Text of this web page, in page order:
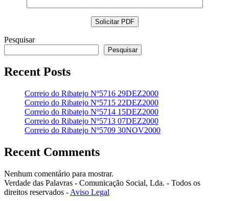
Pesquisar
Pesquisar
Recent Posts
Correio do Ribatejo Nº5716 29DEZ2000
Correio do Ribatejo Nº5715 22DEZ2000
Correio do Ribatejo Nº5714 15DEZ2000
Correio do Ribatejo Nº5713 07DEZ2000
Correio do Ribatejo Nº5709 30NOV2000
Recent Comments
Nenhum comentário para mostrar.
Verdade das Palavras - Comunicação Social, Lda. - Todos os
direitos reservados - Aviso Legal